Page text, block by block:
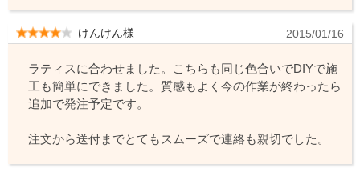
けんけん様 2015/01/16
ラティスに合わせました。こちらも同じ色合いでDIYで施
工も簡単にできました。質感もよく今の作業が終わったら
追加で発注予定です。
注文から送付までとてもスムーズで連絡も親切でした。